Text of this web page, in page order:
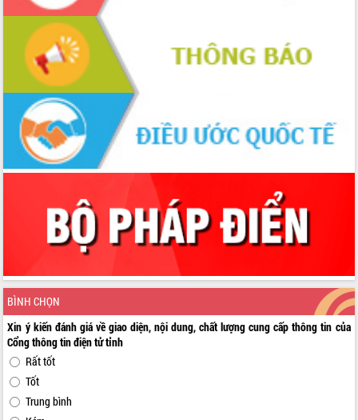
BÌNH CHỌN
Xin ý kiến đánh giá về giao diện, nội dung, chất lượng cung cấp thông tin của
Cổng thông tin điện tử tỉnh
Rất tốt
Tốt
Trung bình